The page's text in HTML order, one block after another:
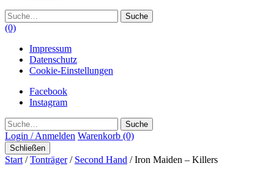
Suche
(0)
Impressum
Datenschutz
Cookie-Einstellungen
Facebook
Instagram
Suche
Login / Anmelden Warenkorb (0)
Schließen
Start /Tonträger/ Second Hand / Iron Maiden – Killers